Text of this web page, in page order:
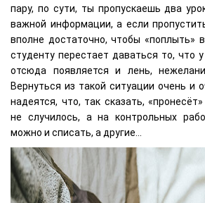
пару, по сути, ты пропускаешь два
важной информации, а если
вполне достаточно, чтобы «поплыть»
студенту перестает даваться то, что
отсюда появляется и лень,
Вернуться из такой ситуации очень и
надеятся, что, так сказать,
не случилось, а на контрольных
можно и списать, а другие...